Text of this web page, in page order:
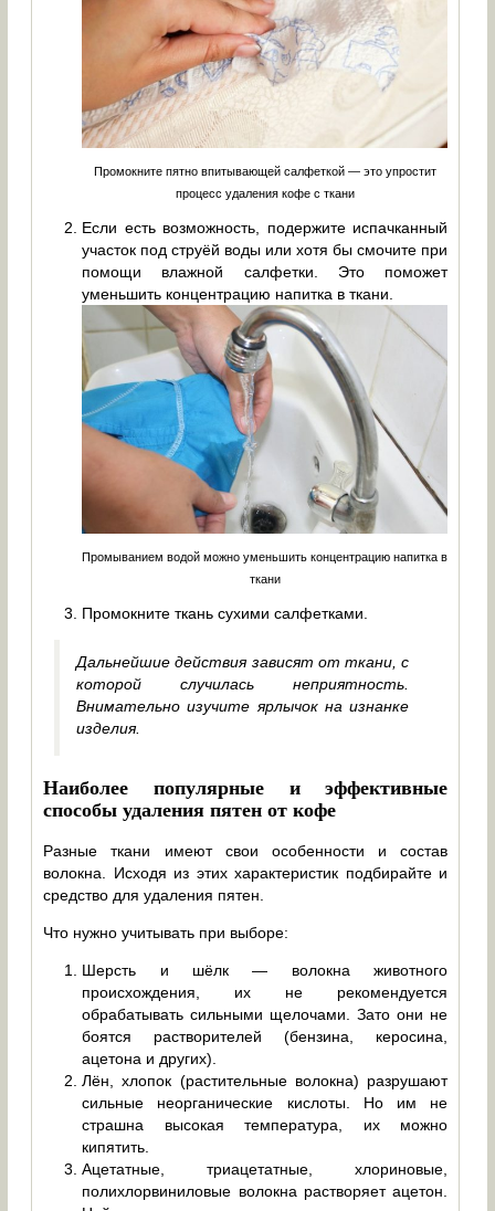
Промокните пятно впитывающей салфеткой — это упростит
процесс удаления кофе с ткани
Если есть возможность, подержите испачканный
участок под струёй воды или хотя бы смочите при
помощи влажной салфетки. Это поможет
уменьшить концентрацию напитка в ткани.
Промыванием водой можно уменьшить концентрацию напитка в
ткани
Промокните ткань сухими салфетками.
Дальнейшие действия зависят от ткани, с
которой случилась неприятность.
Внимательно изучите ярлычок на изнанке
изделия.
Наиболее популярные и эффективные
способы удаления пятен от кофе
Разные ткани имеют свои особенности и состав
волокна. Исходя из этих характеристик подбирайте и
средство для удаления пятен.
Что нужно учитывать при выборе:
Шерсть и шёлк — волокна животного
происхождения, их не рекомендуется
обрабатывать сильными щелочами. Зато они не
боятся растворителей (бензина, керосина,
ацетона и других).
Лён, хлопок (растительные волокна) разрушают
сильные неорганические кислоты. Но им не
страшна высокая температура, их можно
кипятить.
Ацетатные, триацетатные, хлориновые,
полихлорвиниловые волокна растворяет ацетон.